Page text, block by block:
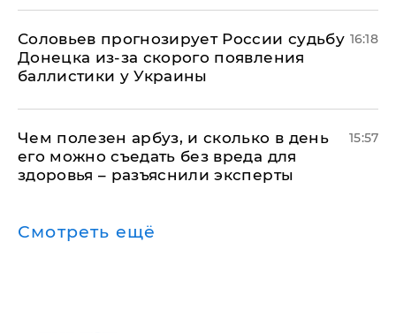
Соловьев прогнозирует России судьбу
Донецка из-за скорого появления
баллистики у Украины
16:18
Чем полезен арбуз, и сколько в день
его можно съедать без вреда для
здоровья – разъяснили эксперты
15:57
Смотреть ещё